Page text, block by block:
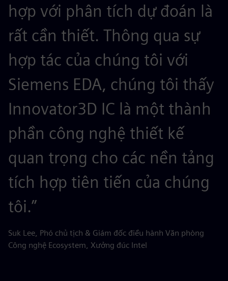
hợp với phân tích dự đoán là
rất cần thiết. Thông qua sự
hợp tác của chúng tôi với
Siemens EDA, chúng tôi thấy
Innovator3D IC là một thành
phần công nghệ thiết kế
quan trọng cho các nền tảng
tích hợp tiên tiến của chúng
tôi.”
Suk Lee, Phó chủ tịch & Giám đốc điều hành Văn phòng
Công nghệ Ecosystem, Xưởng đúc Intel